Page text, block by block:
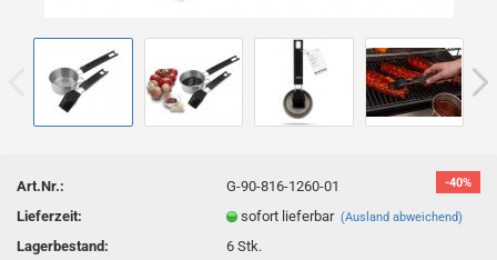
-40%
Art.Nr.:
G-90-816-1260-01
Lieferzeit:
sofort lieferbar(Ausland abweichend)
Lagerbestand: 6Stk.